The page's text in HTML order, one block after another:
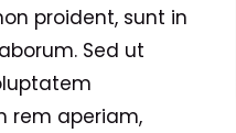
proident, sunt in
Sed ut
rem aperiam,